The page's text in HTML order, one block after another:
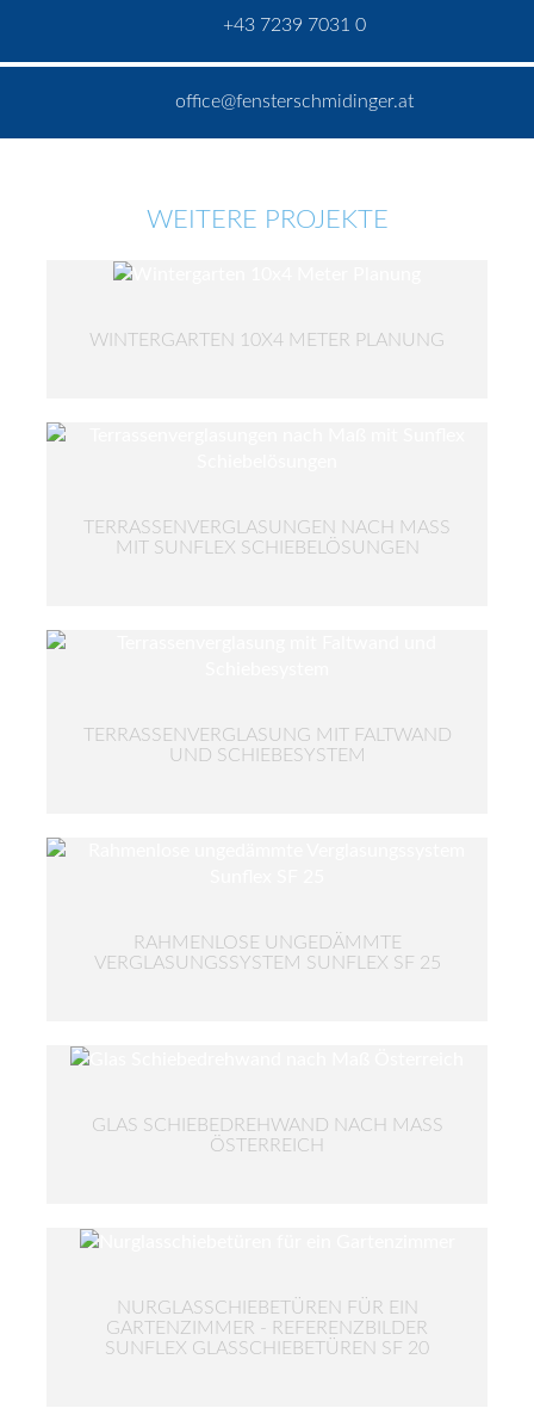
+43 7239 7031 0
office@fensterschmidinger.at
WEITERE PROJEKTE
WINTERGARTEN 10X4 METER PLANUNG
TERRASSENVERGLASUNGEN NACH MASS M
IT SUNFLEX SCHIEBELÖSUNGEN
TERRASSENVERGLASUNG MIT FALTWAND
UND SCHIEBESYSTEM
RAHMENLOSE UNGEDÄMMTE
VERGLASUNGSSYSTEM SUNFLEX SF 25
GLAS SCHIEBEDREHWAND NACH MASS Ö
STERREICH
NURGLASSCHIEBETÜREN FÜR EIN
GARTENZIMMER - REFERENZBILDER
SUNFLEX GLASSCHIEBETÜREN SF 20